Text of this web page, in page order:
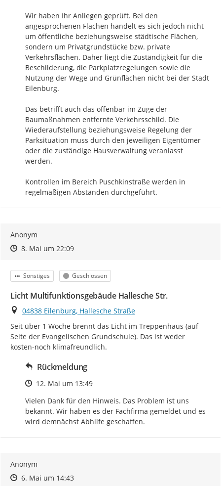
Wir haben Ihr Anliegen geprüft. Bei den
angesprochenen Flächen handelt es sich jedoch nicht
um öffentliche beziehungsweise städtische Flächen,
sondern um Privatgrundstücke bzw. private
Verkehrsflächen. Daher liegt die Zuständigkeit für die
Beschilderung, die Parkplatzregelungen sowie die
Nutzung der Wege und Grünflächen nicht bei der Stadt
Eilenburg.
Das betrifft auch das offenbar im Zuge der
Baumaßnahmen entfernte Verkehrsschild. Die
Wiederaufstellung beziehungsweise Regelung der
Parksituation muss durch den jeweiligen Eigentümer
oder die zuständige Hausverwaltung veranlasst
werden.
Kontrollen im Bereich Puschkinstraße werden in
regelmäßigen Abständen durchgeführt.
Anonym
Zeitpunkt des Erstellens
Zeitpunkt des Erstellens
8. Mai um 22:09Zur Äußerung
Kategorie
Sonstiges Status
Geschlossen
Licht Multifunktionsgebäude Hallesche Str.
Ort
04838 Eilenburg, Hallesche Straße
Seit über 1 Woche brennt das Licht im Treppenhaus (auf
Seite der Evangelischen Grundschule). Das ist weder
kosten-noch klimafreundlich.
Rückmeldung
Zeitpunkt des Erstellens
12. Mai um 13:49
Vielen Dank für den Hinweis. Das Problem ist uns
bekannt. Wir haben es der Fachfirma gemeldet und es
wird demnächst Abhilfe geschaffen.
Anonym
Zeitpunkt des Erstellens
Zeitpunkt des Erstellens
6. Mai um 14:43Zur Äußerung